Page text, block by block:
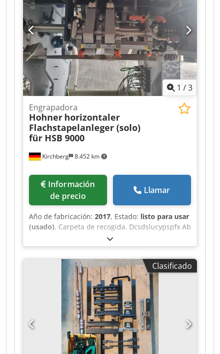
1 /3
Kirchberg 8.452 km
Engrapadora
Hohner horizontaler
Flachstapelanleger (solo)
für HSB 9000
de precio
Llamar
Año de fabricación: 2017, Estado: listo para usar
(usado), Carpeta de recogida. Dcsdslucypspfx Ab
Sjk Alimentador horizontal de pilas planas
Hohner (solo) para HSB 9000.
Clasificado